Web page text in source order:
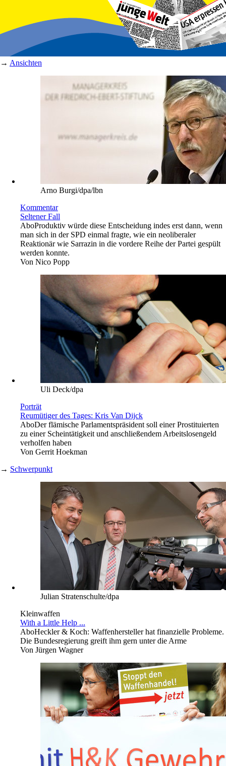
→ Ansichten
Arno Burgi/dpa/lbn
Kommentar
Seltener Fall
AboProduktiv würde diese Entscheidung indes erst dann, wenn
man sich in der SPD einmal fragte, wie ein neoliberaler
Reaktionär wie Sarrazin in die vordere Reihe der Partei gespült
werden konnte.
Von Nico Popp
Uli Deck/dpa
Porträt
Reumütiger des Tages: Kris Van Dijck
AboDer flämische Parlamentspräsident soll einer Prostituierten
zu einer Scheintätigkeit und anschließendem Arbeitslosengeld
verholfen haben
Von Gerrit Hoekman
→ Schwerpunkt
Julian Stratenschulte/dpa
Kleinwaffen
With a Little Help ...
AboHeckler & Koch: Waffenhersteller hat finanzielle Probleme.
Die Bundesregierung greift ihm gern unter die Arme
Von Jürgen Wagner